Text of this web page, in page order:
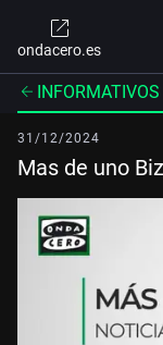
ondacero.es
31/12/2024
Mas de uno